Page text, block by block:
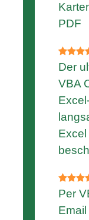
PDF
Der
VBA
Per